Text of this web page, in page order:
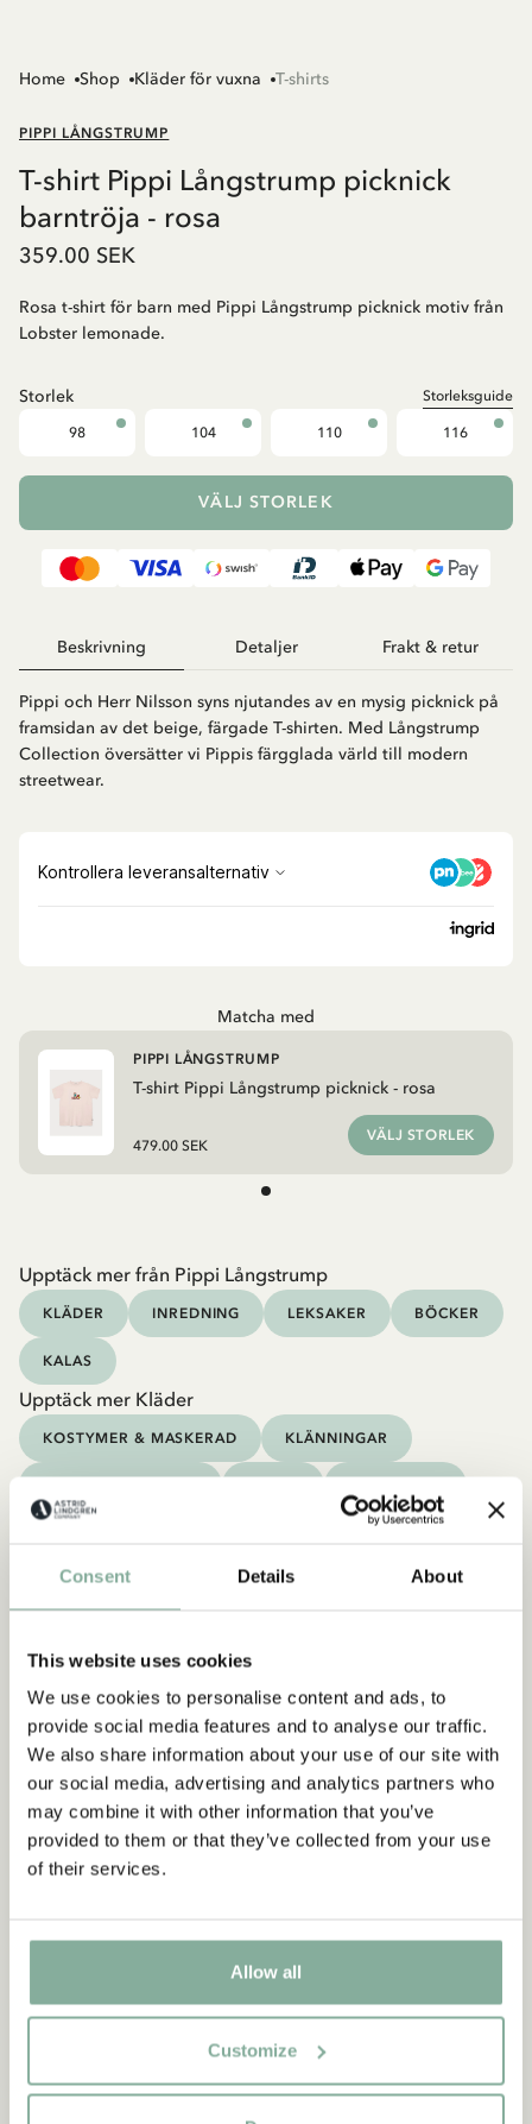
Consent Details About
This website uses cookies
We use cookies to personalise content and ads, to
provide social media features and to analyse our traffic.
We also share information about your use of our site with
our social media, advertising and analytics partners who
may combine it with other information that you’ve
provided to them or that they’ve collected from your use
of their services.
Allow all
Customize
Home Shop Kläder för vuxna T-shirts
PIPPI LÅNGSTRUMP
T-shirt Pippi Långstrump picknick
barntröja - rosa
359.00 SEK
Rosa t-shirt för barn med Pippi Långstrump picknick motiv från
Lobster lemonade.
Storlek Storleksguide
98 104 110 116
VÄLJ STORLEK
Beskrivning Detaljer Frakt & retur
Pippi och Herr Nilsson syns njutandes av en mysig picknick på
framsidan av det beige, färgade T-shirten. Med Långstrump
Collection översätter vi Pippis färgglada värld till modern
streetwear.
Matcha med
T-shirt Pippi Långstrump picknick - rosa
PIPPI LÅNGSTRUMP
479.00 SEK
VÄLJ STORLEK
Upptäck mer från Pippi Långstrump
KLÄDER INREDNING LEKSAKER BÖCKER
KALAS
Upptäck mer Kläder
KOSTYMER & MASKERAD KLÄNNINGAR
CITAT